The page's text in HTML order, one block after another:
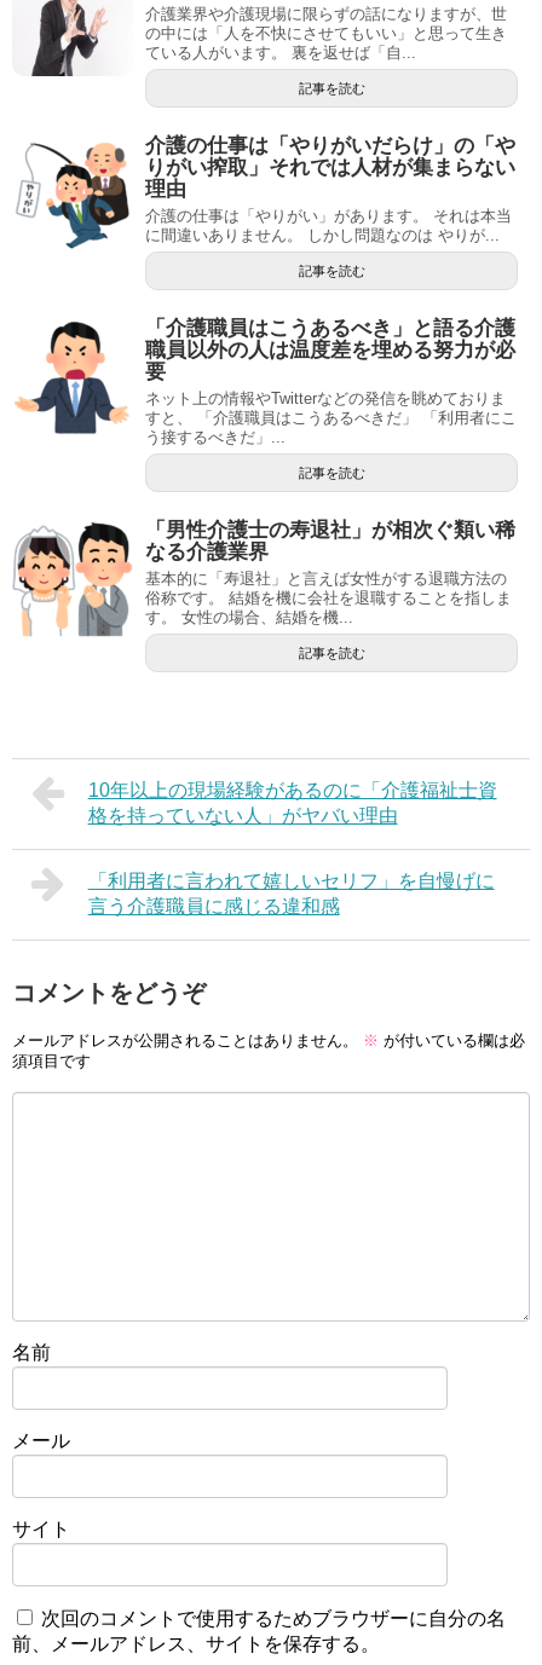
介護業界や介護現場に限らずの話になりますが、世
の中には「人を不快にさせてもいい」と思って生き
ている人がいます。 裏を返せば「自...
記事を読む
介護の仕事は「やりがいだらけ」の「や
りがい搾取」それでは人材が集まらない
理由
介護の仕事は「やりがい」があります。 それは本当
に間違いありません。 しかし問題なのは やりが...
記事を読む
「介護職員はこうあるべき」と語る介護
職員以外の人は温度差を埋める努力が必
要
ネット上の情報やTwitterなどの発信を眺めておりま
すと、 「介護職員はこうあるべきだ」 「利用者にこ
う接するべきだ」...
記事を読む
「男性介護士の寿退社」が相次ぐ類い稀
なる介護業界
基本的に「寿退社」と言えば女性がする退職方法の
俗称です。 結婚を機に会社を退職することを指しま
す。 女性の場合、結婚を機...
記事を読む
10年以上の現場経験があるのに「介護福祉士資
格を持っていない人」がヤバい理由
「利用者に言われて嬉しいセリフ」を自慢げに
言う介護職員に感じる違和感
コメントをどうぞ
メールアドレスが公開されることはありません。 ※ が付いている欄は必
須項目です
名前
メール
サイト
次回のコメントで使用するためブラウザーに自分の名
前、メールアドレス、サイトを保存する。